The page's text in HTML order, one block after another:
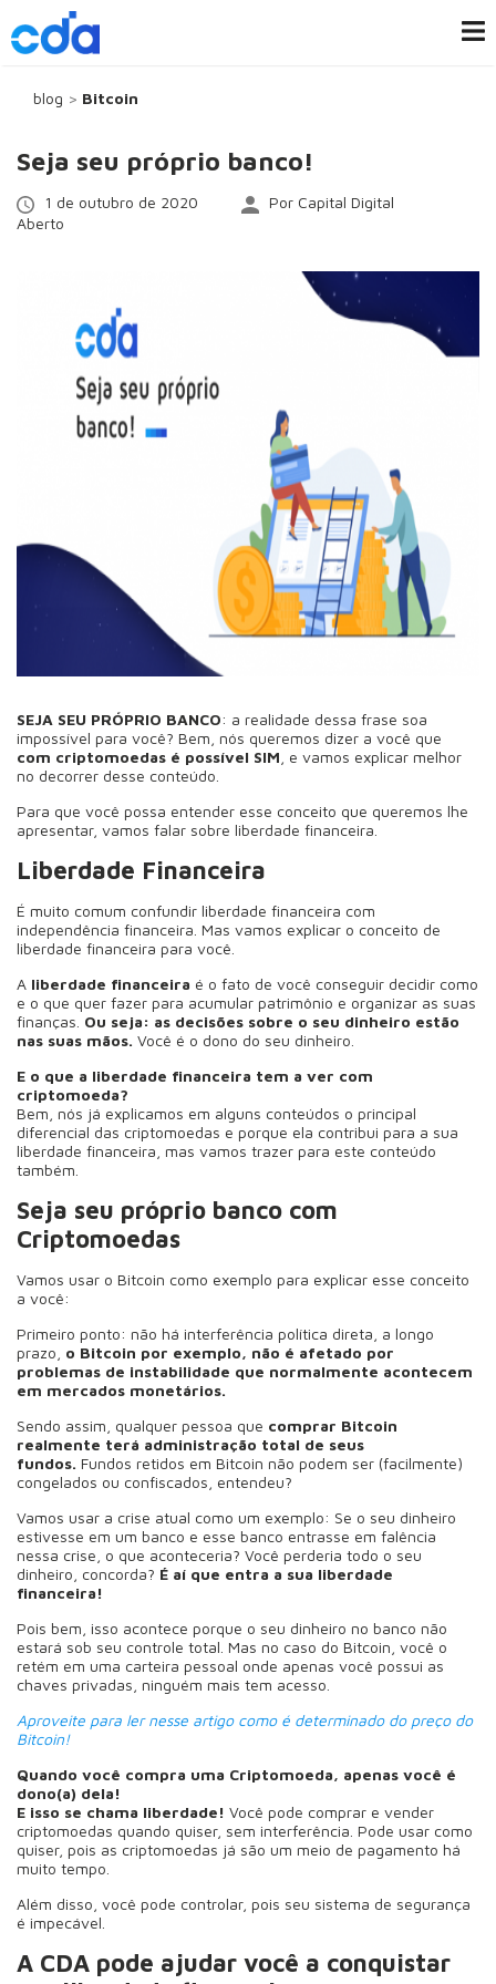
blog > Bitcoin
Seja seu próprio banco!
1 de outubro de 2020
Por Capital Digital
Aberto
SEJA SEU PRÓPRIO BANCO: a realidade dessa frase soa
impossível para você? Bem, nós queremos dizer a você que
com criptomoedas é possível SIM , e vamos explicar melhor
no decorrer desse conteúdo.
Para que você possa entender esse conceito que queremos lhe
apresentar, vamos falar sobre liberdade financeira.
Liberdade Financeira
É muito comum confundir liberdade financeira com
independência financeira. Mas vamos explicar o conceito de
liberdade financeira para você.
A liberdade financeira é o fato de você conseguir decidir como
e o que quer fazer para acumular patrimônio e organizar as suas
finanças. Ou seja: as decisões sobre o seu dinheiro estão
nas suas mãos. Você é o dono do seu dinheiro.
E o que a liberdade financeira tem a ver com
criptomoeda?
Bem, nós já explicamos em alguns conteúdos o principal
diferencial das criptomoedas e porque ela contribui para a sua
liberdade financeira, mas vamos trazer para este conteúdo
também.
Seja seu próprio banco com
Criptomoedas
Vamos usar o Bitcoin como exemplo para explicar esse conceito
a você:
Primeiro ponto: não há interferência política direta, a longo
prazo, o Bitcoin por exemplo, não é afetado por
problemas de instabilidade que normalmente acontecem
em mercados monetários.
Sendo assim, qualquer pessoa que comprar Bitcoin
realmente terá administração total de seus
fundos. Fundos retidos em Bitcoin não podem ser (facilmente)
congelados ou confiscados, entendeu?
Vamos usar a crise atual como um exemplo: Se o seu dinheiro
estivesse em um banco e esse banco entrasse em falência
nessa crise, o que aconteceria? Você perderia todo o seu
dinheiro, concorda? É aí que entra a sua liberdade
financeira!
Pois bem, isso acontece porque o seu dinheiro no banco não
estará sob seu controle total. Mas no caso do Bitcoin, você o
retém em uma carteira pessoal onde apenas você possui as
chaves privadas, ninguém mais tem acesso.
Aproveite para ler nesse artigo como é determinado do preço do
Bitcoin!
Quando você compra uma Criptomoeda, apenas você é
dono(a) dela!
E isso se chama liberdade! Você pode comprar e vender
criptomoedas quando quiser, sem interferência. Pode usar como
quiser, pois as criptomoedas já são um meio de pagamento há
muito tempo.
Além disso, você pode controlar, pois seu sistema de segurança
é impecável.
A CDA pode ajudar você a conquistar